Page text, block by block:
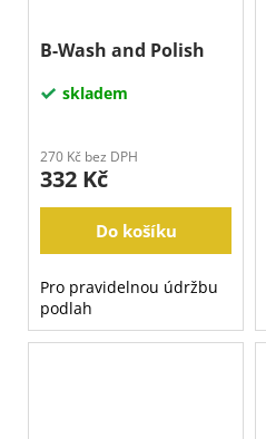
B-Wash and Polish
skladem
270 Kč bez DPH
332 Kč
Do košíku
Pro pravidelnou údržbu
podlah